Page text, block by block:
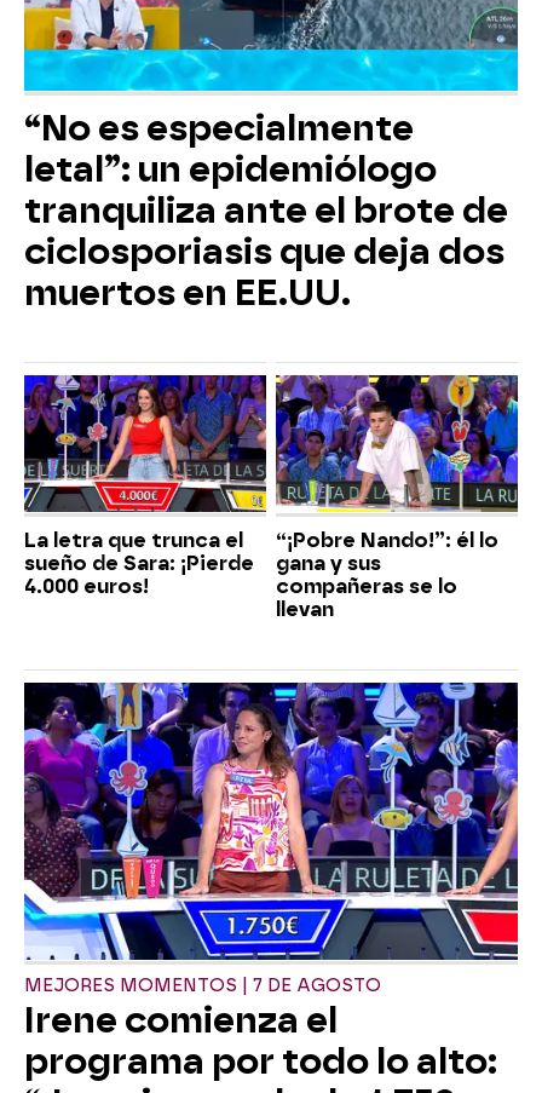
“No es especialmente
letal”: un epidemiólogo
tranquiliza ante el brote de
ciclosporiasis que deja dos
muertos en EE.UU.
La letra que trunca el
sueño de Sara: ¡Pierde
4.000 euros!
“¡Pobre Nando!”: él lo
gana y sus
compañeras se lo
llevan
MEJORES MOMENTOS | 7 DE AGOSTO
Irene comienza el
programa por todo lo alto: